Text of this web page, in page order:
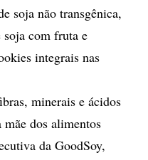
soja não transgênica,
com fruta e
integrais nas
minerais e ácidos
mãe dos alimentos
da GoodSoy,